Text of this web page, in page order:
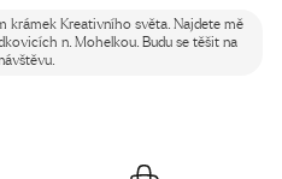
krámek Kreativního světa. Najdete mě
n. Mohelkou. Budu se těšit na